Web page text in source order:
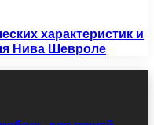
характеристик и
Нива Шевроле